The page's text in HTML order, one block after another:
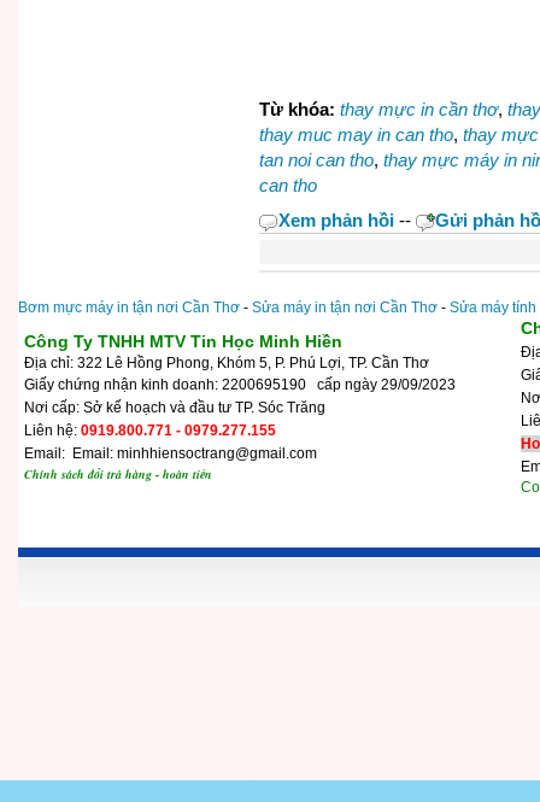
Từ khóa: thay mực in cần thơ,
thay muc may in can tho, thay
tan noi can tho, thay mực máy in
can tho
Xem phản hồi -- Gửi phản
Bơm mực máy in tận nơi Cần Thơ - Sửa máy in tận nơi Cần Thơ - Sửa máy
Công Ty TNHH MTV Tin Học Minh Hiền
Địa chỉ: 322 Lê Hồng Phong, Khóm 5, P. Phú Lợi, TP. Cần Thơ
Giấy chứng nhận kinh doanh: 2200695190 cấp ngày 29/09/2023
Nơi cấp: Sở kế hoạch và đầu tư TP. Sóc Trăng
Liên hệ: 0919.800.771 - 0979.277.155
Email: Email: minhhiensoctrang@gmail.com
Chính sách đổi trả hàng - hoàn tiền